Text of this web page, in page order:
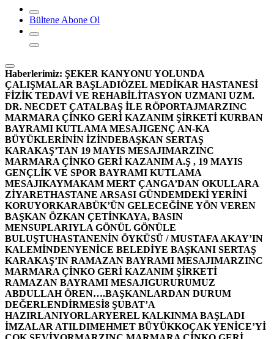
Bültene Abone Ol
Haberlerimiz: ŞEKER KANYONU YOLUNDA
ÇALIŞMALAR BAŞLADIÖZEL MEDİKAR HASTANESİ
FİZİK TEDAVİ VE REHABİLİTASYON UZMANI UZM.
DR. NECDET ÇATALBAŞ İLE RÖPORTAJMARZINC
MARMARA ÇİNKO GERİ KAZANIM ŞİRKETİ KURBAN
BAYRAMI KUTLAMA MESAJIGENÇ AN-KA
BÜYÜKLERİNİN İZİNDEBAŞKAN SERTAŞ
KARAKAŞ’TAN 19 MAYIS MESAJIMARZINC
MARMARA ÇİNKO GERİ KAZANIM A.Ş , 19 MAYIS
GENÇLİK VE SPOR BAYRAMI KUTLAMA
MESAJIKAYMAKAM MERT ÇANGA’DAN OKULLARA
ZİYARETHASTANE ARSASI GÜNDEMDEKİ YERİNİ
KORUYORKARABÜK’ÜN GELECEĞİNE YÖN VEREN
BAŞKAN ÖZKAN ÇETİNKAYA, BASIN
MENSUPLARIYLA GÖNÜL GÖNÜLE
BULUŞTUHASTANENİN ÖYKÜSÜ / MUSTAFA AKAY’IN
KALEMİNDENYENİCE BELEDİYE BAŞKANI SERTAŞ
KARAKAŞ’IN RAMAZAN BAYRAMI MESAJIMARZINC
MARMARA ÇİNKO GERİ KAZANIM ŞİRKETİ
RAMAZAN BAYRAMI MESAJIGURURUMUZ
ABDULLAH ÖREN….BAŞKANLARDAN DURUM
DEĞERLENDİRMESİ8 ŞUBAT’A
HAZIRLANIYORLARYEREL KALKINMA BAŞLADI
İMZALAR ATILDIMEHMET BÜYÜKKOÇAK YENİCE’Yİ